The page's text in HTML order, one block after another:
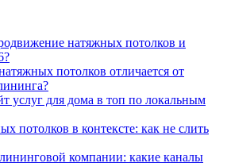
натяжных потолков и
потолков отличается от
услуг для дома в топ по локальным
потолков в контексте: как не слить
компании: какие каналы